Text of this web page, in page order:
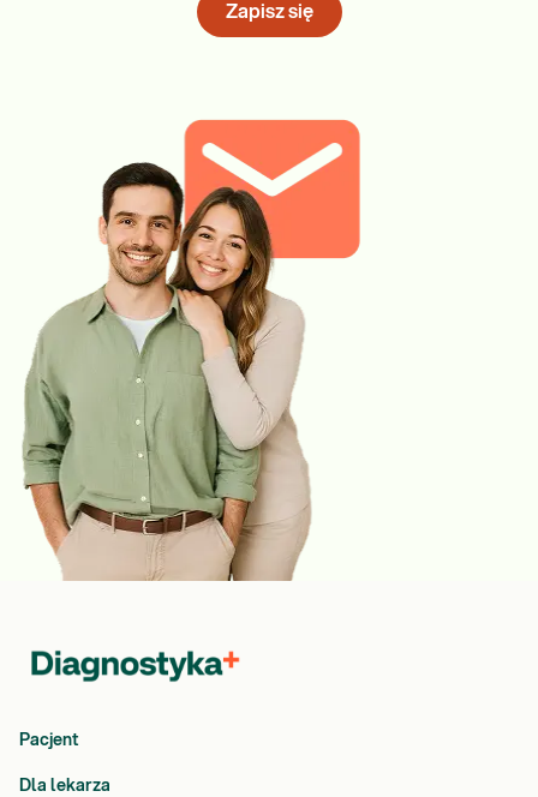
Zapisz się
Pacjent
Dla lekarza